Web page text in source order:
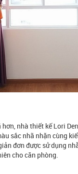
nhà thiết kế Lori
sắc nhã nhặn cùng
đơn được sử dụng
cho căn phòng.